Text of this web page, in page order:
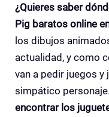
¿Quieres saber
Pig baratos online
los dibujos
actualidad, y como
van a pedir juegos
simpático personaje.
encontrar los